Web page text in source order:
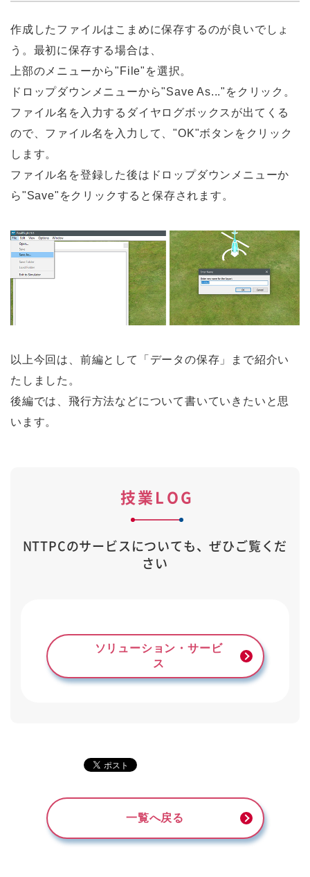
作成したファイルはこまめに保存するのが良いでしょ
う。最初に保存する場合は、
上部のメニューから"File"を選択。
ドロップダウンメニューから"Save As..."をクリック。
ファイル名を入力するダイヤログボックスが出てくる
ので、ファイル名を入力して、"OK"ボタンをクリック
します。
ファイル名を登録した後はドロップダウンメニューか
ら"Save"をクリックすると保存されます。
以上今回は、前編として「データの保存」まで紹介い
たしました。
後編では、飛行方法などについて書いていきたいと思
います。
技業LOG
NTTPCのサービスについても、ぜひご覧くだ
さい
ソリューション・サービ
ス
一覧へ戻る